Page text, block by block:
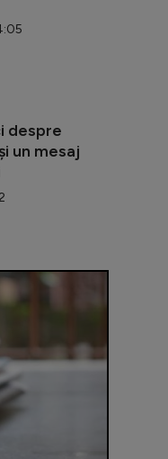
despre
un mesaj
portal online